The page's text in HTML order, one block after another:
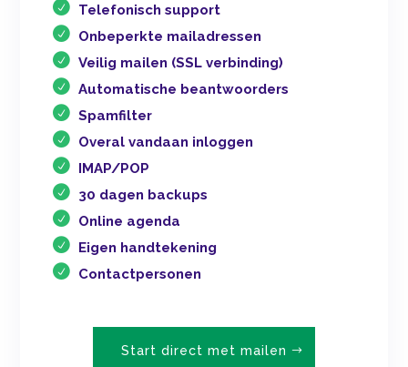
Telefonisch support
Onbeperkte mailadressen
Veilig mailen (SSL verbinding)
Automatische beantwoorders
Spamfilter
Overal vandaan inloggen
IMAP/POP
30 dagen backups
Online agenda
Eigen handtekening
Contactpersonen
Start direct met mailen